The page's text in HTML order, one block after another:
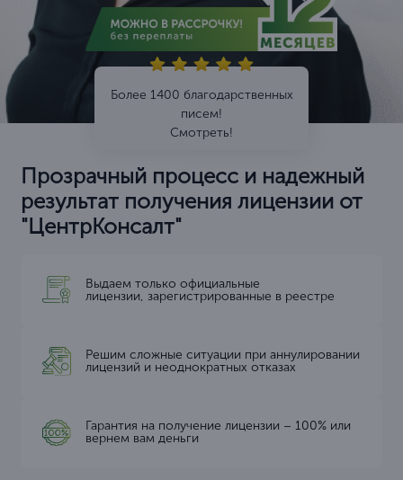
Более 1400 благодарственных
писем!
Смотреть!
Прозрачный процесс и надежный
результат получения лицензии от
"ЦентрКонсалт"
Выдаем только официальные
лицензии, зарегистрированные в реестре
Решим сложные ситуации при аннулировании
лицензий и неоднократных отказах
Гарантия на получение лицензии – 100% или
вернем вам деньги